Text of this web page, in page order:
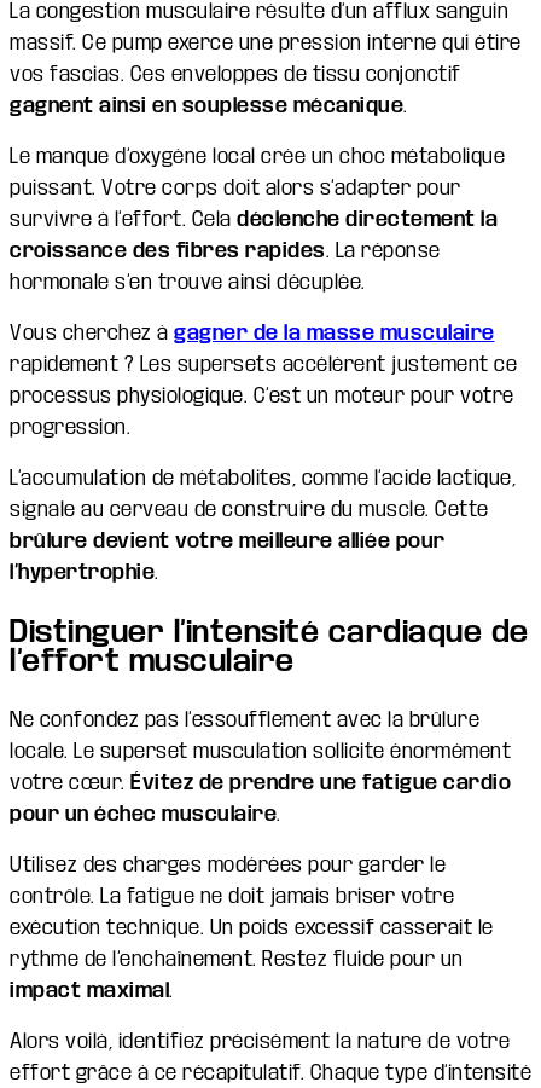
La congestion musculaire résulte d’un afflux sanguin
massif. Ce pump exerce une pression interne qui étire
vos fascias. Ces enveloppes de tissu conjonctif
gagnent ainsi en souplesse mécanique.
Le manque d’oxygène local crée un choc métabolique
puissant. Votre corps doit alors s’adapter pour
survivre à l’effort. Cela déclenche directement la
croissance des fibres rapides. La réponse
hormonale s’en trouve ainsi décuplée.
Vous cherchez à gagner de la masse musculaire
rapidement ? Les supersets accélèrent justement ce
processus physiologique. C’est un moteur pour votre
progression.
L’accumulation de métabolites, comme l’acide lactique,
signale au cerveau de construire du muscle. Cette
brûlure devient votre meilleure alliée pour
l’hypertrophie.
Distinguer l’intensité cardiaque de
l’effort musculaire
Ne confondez pas l’essoufflement avec la brûlure
locale. Le superset musculation sollicite énormément
votre cœur. Évitez de prendre une fatigue cardio
pour un échec musculaire.
Utilisez des charges modérées pour garder le
contrôle. La fatigue ne doit jamais briser votre
exécution technique. Un poids excessif casserait le
rythme de l’enchaînement. Restez fluide pour un
impact maximal.
Alors voilà, identifiez précisément la nature de votre
effort grâce à ce récapitulatif. Chaque type d’intensité